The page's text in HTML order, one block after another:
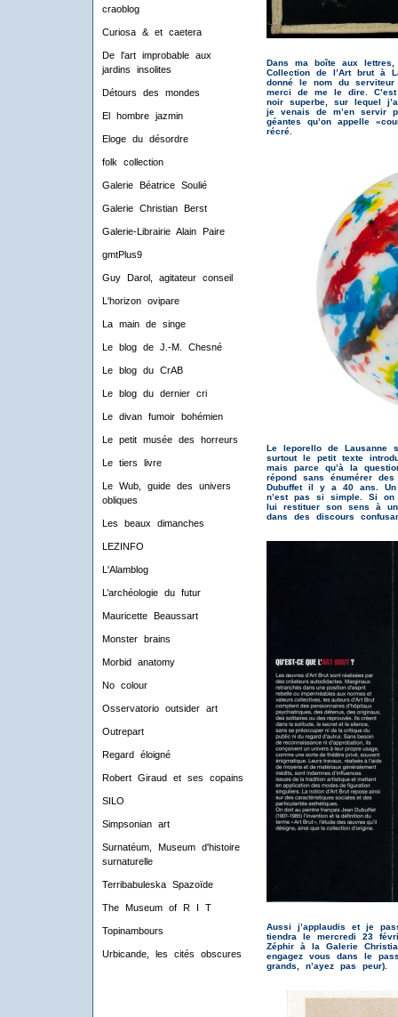
craoblog
Curiosa & et caetera
De l'art improbable aux
jardins insolites
Détours des mondes
El hombre jazmin
Eloge du désordre
folk collection
Galerie Béatrice Soulié
Galerie Christian Berst
Galerie-Librairie Alain Paire
gmtPlus9
Guy Darol, agitateur conseil
L'horizon ovipare
La main de singe
Le blog de J.-M. Chesné
Le blog du CrAB
Le blog du dernier cri
Le divan fumoir bohémien
Le petit musée des horreurs
Le tiers livre
Le Wub, guide des univers
obliques
Les beaux dimanches
LEZINFO
L'Alamblog
L’archéologie du futur
Mauricette Beaussart
Monster brains
Morbid anatomy
No colour
Osservatorio outsider art
Outrepart
Regard éloigné
Robert Giraud et ses copains
SILO
Simpsonian art
Surnatéum, Museum d'histoire
surnaturelle
Terribabuleska Spazoïde
The Museum of R I T
Topinambours
Urbicande, les cités obscures
Dans ma boîte aux
Collection de l’Art brut à
donné le nom du
merci de me le dire.
noir superbe, sur lequel
je venais de m’en servir
géantes qu’on appelle
récré.
Le leporello de Lausanne
surtout le petit texte
mais parce qu’à la
répond sans énumérer
Dubuffet il y a 40 ans.
n’est pas si simple. Si
lui restituer son sens à
dans des discours
Aussi j’applaudis et je
tiendra le mercredi 23
Zéphir à la Galerie
engagez vous dans le
grands, n’ayez pas peur).